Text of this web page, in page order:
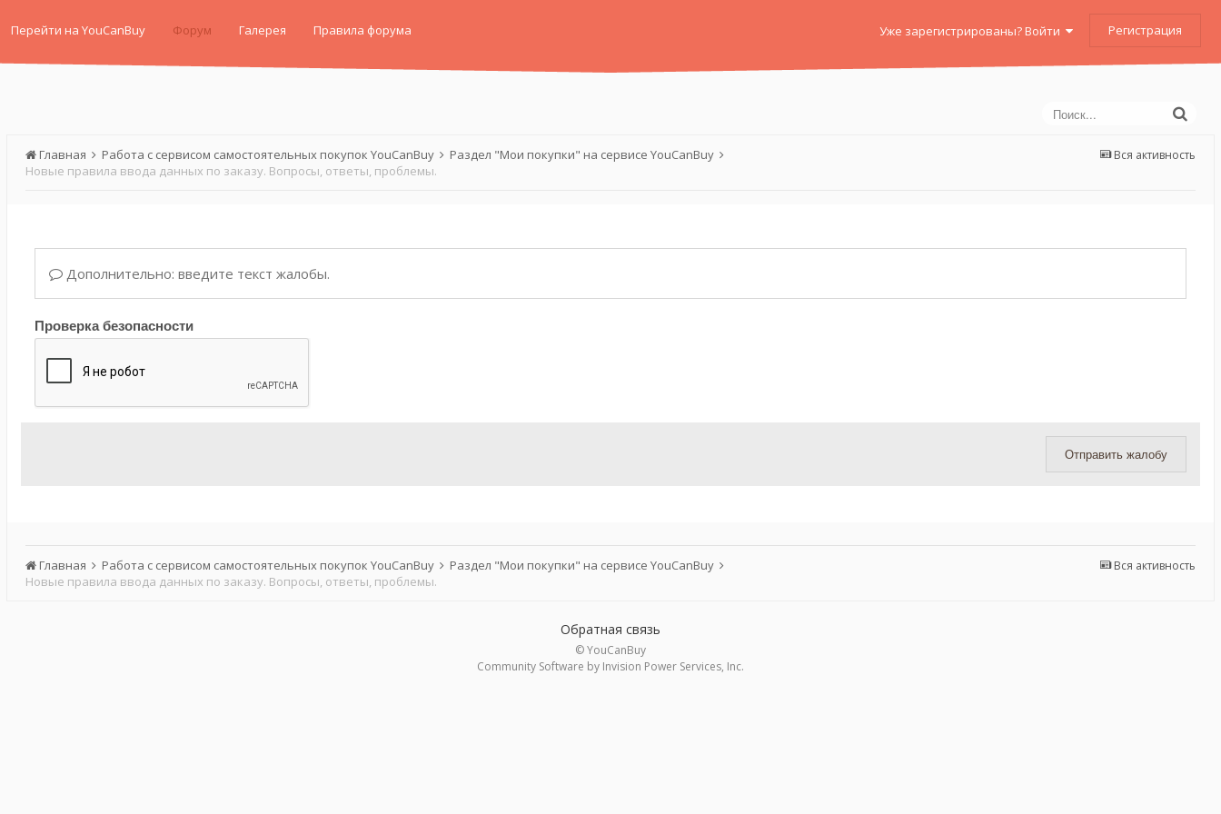
Перейти на YouCanBuy Форум Галерея Правила форума Уже зарегистрированы? Войти Регистрация
Вся активность
Главная Работа с сервисом самостоятельных покупок YouCanBuy
Раздел "Мои покупки" на сервисе YouCanBuy
Новые правила ввода данных по заказу. Вопросы, ответы, проблемы.
Дополнительно: введите текст жалобы.
Проверка безопасности
Отправить жалобу
Вся активность
Главная Работа с сервисом самостоятельных покупок YouCanBuy
Раздел "Мои покупки" на сервисе YouCanBuy
Новые правила ввода данных по заказу. Вопросы, ответы, проблемы.
Обратная связь
© YouCanBuy
Community Software by Invision Power Services, Inc.